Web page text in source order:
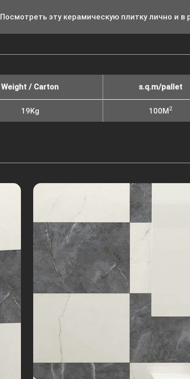
Посмотреть эту керамическую плитку лично и в
Weight / Carton s.q.m/pallet
19Kg 100M2